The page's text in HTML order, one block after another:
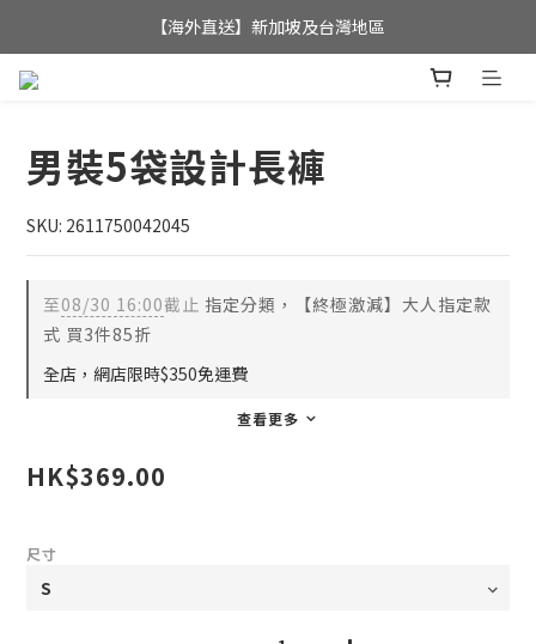
全店滿$350，即可享港澳地區免運費;
【海外直送】新加坡及台灣地區
男裝5袋設計長褲
SKU: 2611750042045
至08/30 16:00截止 指定分類，【終極激減】大人指定款
式 買3件85折
全店，網店限時$350免運費
查看更多
HK$369.00
尺寸